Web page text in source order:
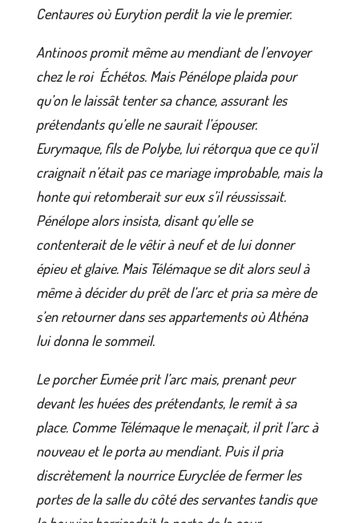
Centaures où Eurytion perdit la vie le premier.
Antinoos promit même au mendiant de l’envoyer
chez le roi Échétos. Mais Pénélope plaida pour
qu’on le laissât tenter sa chance, assurant les
prétendants qu’elle ne saurait l’épouser.
Eurymaque, fils de Polybe, lui rétorqua que ce qu’il
craignait n’était pas ce mariage improbable, mais la
honte qui retomberait sur eux s’il réussissait.
Pénélope alors insista, disant qu’elle se
contenterait de le vêtir à neuf et de lui donner
épieu et glaive. Mais Télémaque se dit alors seul à
même à décider du prêt de l’arc et pria sa mère de
s’en retourner dans ses appartements où Athéna
lui donna le sommeil.
Le porcher Eumée prit l’arc mais, prenant peur
devant les huées des prétendants, le remit à sa
place. Comme Télémaque le menaçait, il prit l’arc à
nouveau et le porta au mendiant. Puis il pria
discrètement la nourrice Euryclée de fermer les
portes de la salle du côté des servantes tandis que